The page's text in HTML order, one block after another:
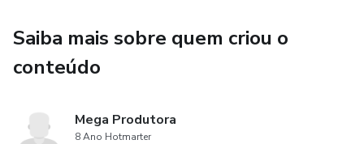
Saiba mais sobre quem criou o
conteúdo
Mega Produtora
8 Ano Hotmarter